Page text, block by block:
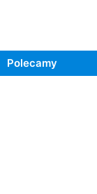
Polecamy